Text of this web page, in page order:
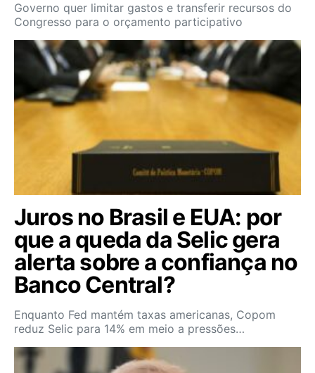
Governo quer limitar gastos e transferir recursos do
Congresso para o orçamento participativo
Juros no Brasil e EUA: por
que a queda da Selic gera
alerta sobre a confiança no
Banco Central?
Enquanto Fed mantém taxas americanas, Copom
reduz Selic para 14% em meio a pressões…